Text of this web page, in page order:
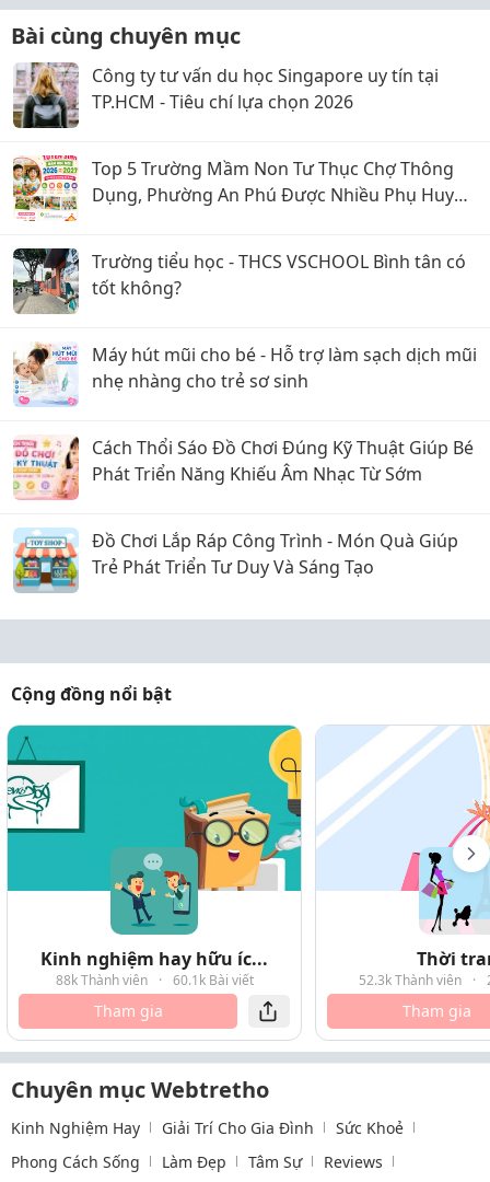
Bài cùng chuyên mục
Công ty tư vấn du học Singapore uy tín tại
TP.HCM - Tiêu chí lựa chọn 2026
Top 5 Trường Mầm Non Tư Thục Chợ Thông
Dụng, Phường An Phú Được Nhiều Phụ Huynh
Trường tiểu học - THCS VSCHOOL Bình tân có
tốt không?
Máy hút mũi cho bé - Hỗ trợ làm sạch dịch mũi
nhẹ nhàng cho trẻ sơ sinh
Cách Thổi Sáo Đồ Chơi Đúng Kỹ Thuật Giúp Bé
Phát Triển Năng Khiếu Âm Nhạc Từ Sớm
Đồ Chơi Lắp Ráp Công Trình - Món Quà Giúp
Trẻ Phát Triển Tư Duy Và Sáng Tạo
Cộng đồng nổi bật
Kinh nghiệm hay hữu íc...
88k Thành viên · 60.1k Bài viết
Tham gia
Thời
52.3k Thành viên ·
Tham gia
Chuyên mục Webtretho
Kinh Nghiệm Hay Giải Trí Cho Gia Đình
Sức Khoẻ
Phong Cách Sống
Làm Đẹp Tâm Sự Reviews